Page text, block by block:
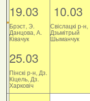
19.03
Брэст, Э.
Данцова, А.
Ківачук
25.03
Пінскі р-н, Дз.
Кіцель, Дз.
Харковіч
10.03
Свіслацкі р-н,
Дзьмітрый
Шыманчук